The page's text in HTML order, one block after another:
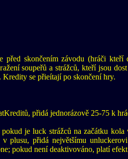
před skončením závodu (hráči
soupeřů a strážců, kteří jsou
se přieítají po skončení hry.
přidá jednorázově 25-75 k
je luck strážců na začátku
plusu, přidá největšímu
pokud není deaktivováno, platí